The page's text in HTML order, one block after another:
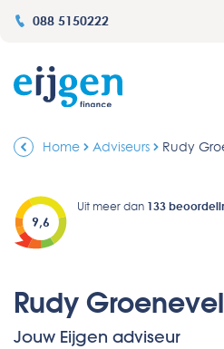
088 5150222
Home Adviseurs Rudy
9,6
Uit meer dan 133
Rudy
Jouw Eijgen adviseur